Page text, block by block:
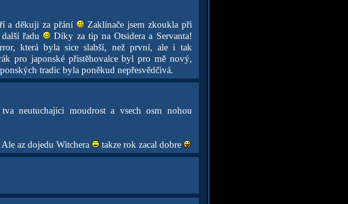
a děkuji za přání
Zaklínače jsem zkoukla při
další řadu
Díky za tip na Otsidera a Servanta!
která byla sice slabší, než první, ale i tak
pro japonské přistěhovalce byl pro mě nový,
tradic byla poněkud nepřesvědčivá.
neutuchajici moudrost a vsech osm nohou
az dojedu Witchera takze rok zacal dobre